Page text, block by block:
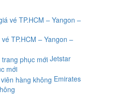
TP.HCM – Yangon –
Jetstar
mới
Emirates